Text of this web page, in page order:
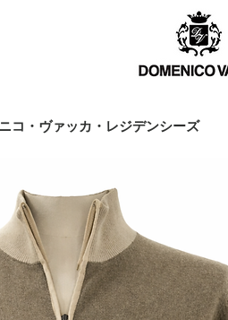
コ・ヴァッカ・レジデンシーズ